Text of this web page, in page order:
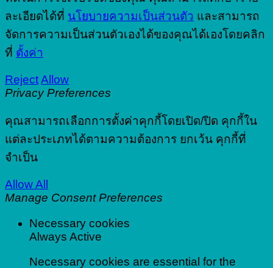
ละเอียดได้ที่ นโยบายความเป็นส่วนตัว และสามารถ
จัดการความเป็นส่วนตัวเองได้ของคุณได้เองโดยคลิก
ที่ ตั้งค่า
RejectAllow
Privacy Preferences
คุณสามารถเลือกการตั้งค่าคุกกี้โดยเปิด/ปิด คุกกี้ใน
แต่ละประเภทได้ตามความต้องการ ยกเว้น คุกกี้ที่
จำเป็น
Allow All
Manage Consent Preferences
Necessary cookies
Always Active
Necessary cookies are essential for the